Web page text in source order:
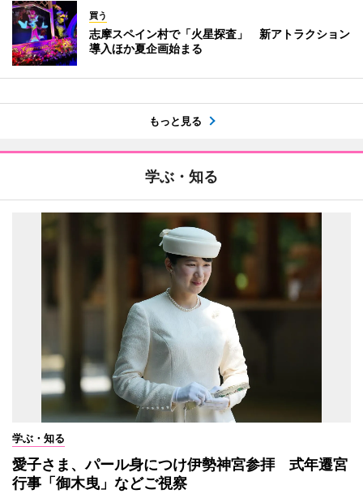
買う
志摩スペイン村で「火星探査」 新アトラクション
導入ほか夏企画始まる
もっと見る
学ぶ・知る
学ぶ・知る
愛子さま、パール身につけ伊勢神宮参拝 式年遷宮
行事「御木曳」などご視察